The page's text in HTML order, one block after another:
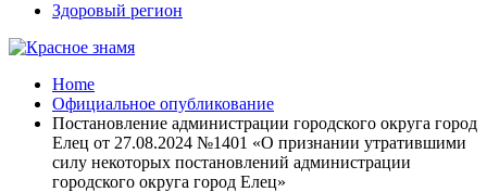
Здоровый регион
Home
Официальное опубликование
Постановление администрации городского округа город
Елец от 27.08.2024 №1401 «О признании утратившими
силу некоторых постановлений администрации
городского округа город Елец»